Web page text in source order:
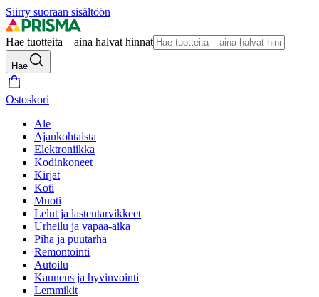
Siirry suoraan sisältöön
Hae tuotteita – aina halvat hinnat
Hae
Ostoskori
Ale
Ajankohtaista
Elektroniikka
Kodinkoneet
Kirjat
Koti
Muoti
Lelut ja lastentarvikkeet
Urheilu ja vapaa-aika
Piha ja puutarha
Remontointi
Autoilu
Kauneus ja hyvinvointi
Lemmikit